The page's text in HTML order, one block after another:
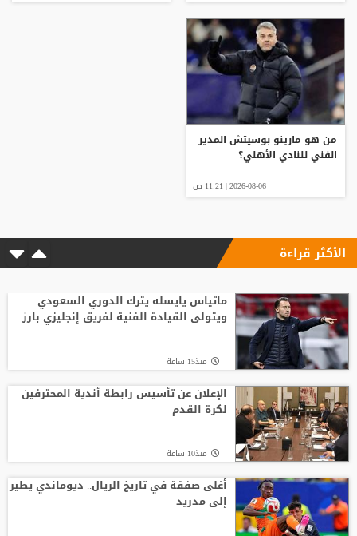
من هو مارينو بوسيتش المدير
الفني للنادي الأهلي؟
2026-08-06 | 11:21 ص
الأكثر قراءة
ماتياس يايسله يترك الدوري السعودي
ويتولى القيادة الفنية لفريق إنجليزي بارز
منذ15 ساعة
الإعلان عن تأسيس رابطة أندية المحترفين
لكرة القدم
منذ10 ساعة
أغلى صفقة في تاريخ الريال.. ديوماندي يطير
إلى مدريد